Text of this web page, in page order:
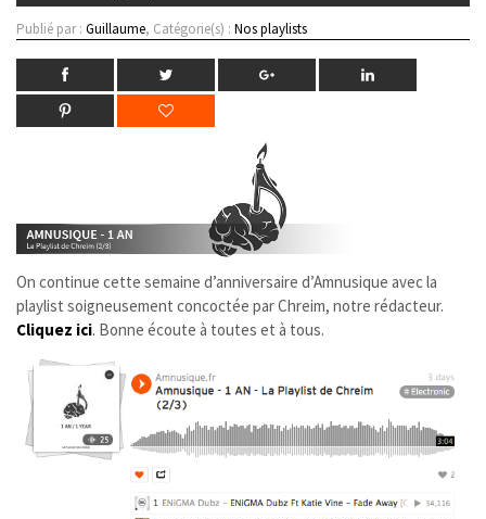
Publié par : Guillaume, Catégorie(s) : Nos playlists
On continue cette semaine d’anniversaire d’Amnusique avec la
playlist soigneusement concoctée par Chreim, notre rédacteur.
Cliquez ici. Bonne écoute à toutes et à tous.